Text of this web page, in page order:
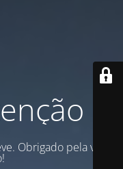
Obrigado pela vossa